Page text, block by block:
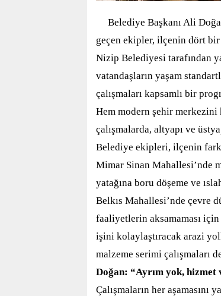
Belediye Başkanı Ali
geçen ekipler, ilçenin dört bir
Nizip Belediyesi tarafından
vatandaşların yaşam
çalışmaları kapsamlı bir
Hem modern şehir merkezini
çalışmalarda, altyapı ve
Belediye ekipleri, ilçenin
Mimar Sinan Mahallesi’nde
yatağına boru döşeme ve ı
Belkıs Mahallesi’nde çevre
faaliyetlerin aksamaması için
işini kolaylaştıracak arazi
malzeme serimi çalışmaları
Doğan: “Ayrım yok, hizmet
Çalışmaların her